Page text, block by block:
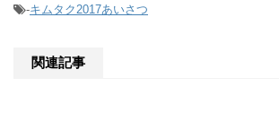
-キムタク2017あいさつ
関連記事